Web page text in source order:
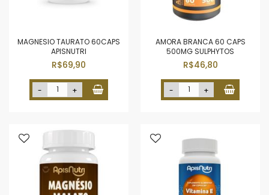
MAGNESIO TAURATO 60CAPS
APISNUTRI
R$69,90
- +
AMORA BRANCA 60 CAPS
500MG SULPHYTOS
R$46,80
- +